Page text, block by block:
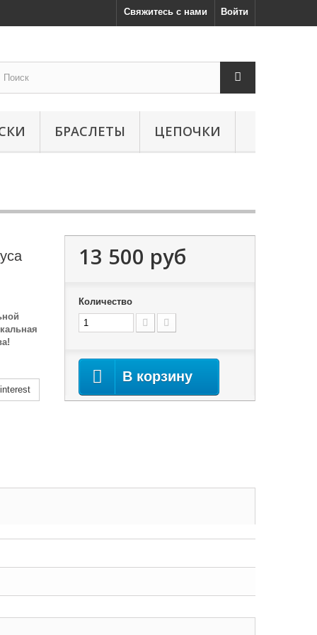
Войти
Свяжитесь с нами
БРАСЛЕТЫ ЦЕПОЧКИ
13 500 руб
Количество
В корзину